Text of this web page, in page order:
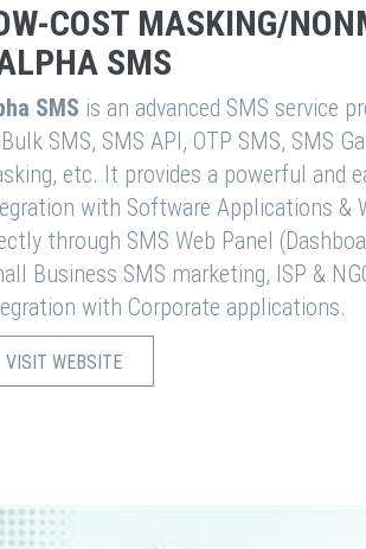
COST MASKING/
SMS
SMS is an advanced SMS service
SMS, SMS API, OTP SMS, SMS
etc. It provides a powerful and
with Software Applications &
through SMS Web Panel
Business SMS marketing, ISP &
with Corporate applications.
VISIT WEBSITE